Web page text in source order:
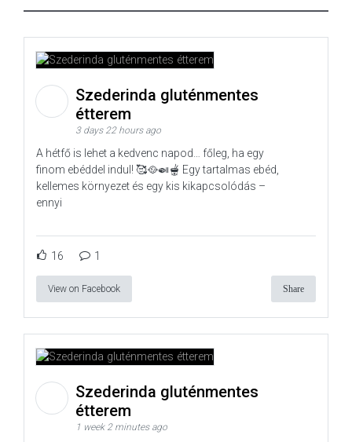
Szederinda gluténmentes
étterem
3 days 22 hours ago
A hétfő is lehet a kedvenc napod… főleg, ha egy
finom ebéddel indul! 🥰🥘🍛🫕 Egy tartalmas ebéd,
kellemes környezet és egy kis kikapcsolódás –
ennyi
16 1
View on Facebook Share
Szederinda gluténmentes
étterem
1 week 2 minutes ago